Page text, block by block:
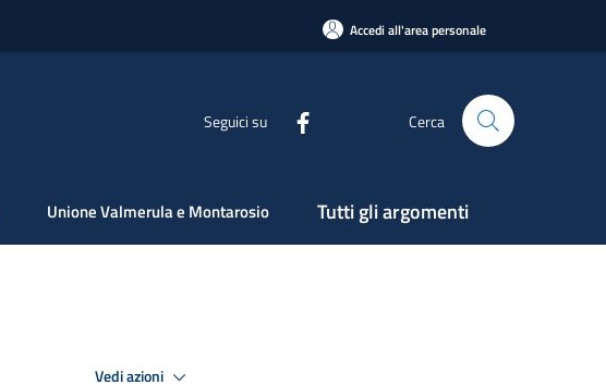
Accedi all'area personale
Seguici su Cerca
Unione Valmerula e Montarosio Tutti gli argomenti
Vedi azioni